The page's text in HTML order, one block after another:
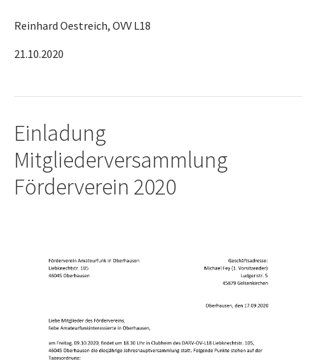
Reinhard Oestreich, OVV L18
21.10.2020
Einladung
Mitgliederversammlung
Förderverein 2020